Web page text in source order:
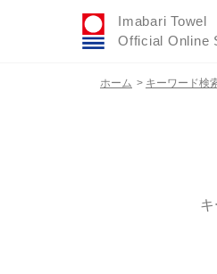
Imabari Towel
Official Online
ホーム > キーワード検
キ